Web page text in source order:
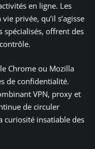
en ligne. Les
privée, qu’il s’agisse
spécialisés, offrent des
Chrome ou Mozilla
de confidentialité.
VPN, proxy et
de circuler
curiosité insatiable des